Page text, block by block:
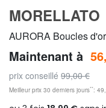
MORELLATO
AURORA Boucles
Maintenant à
prix conseillé 99,00 €
Meilleur prix 30 derniers jours**: